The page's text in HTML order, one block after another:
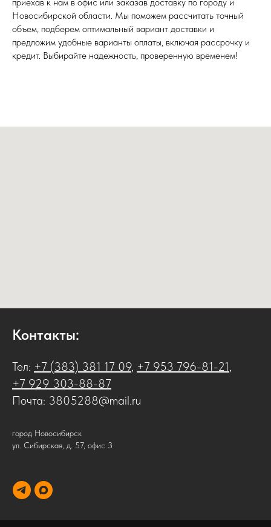
Новосибирской области. Мы поможем рассчитать точный
объем, подберем оптимальный вариант доставки и
предложим удобные варианты оплаты, включая рассрочку и
кредит. Выбирайте надежность, проверенную временем!
Контакты:
Тел: +7 (383) 381 17 09, +7 953 796-81-21,
+7 929 303-88-87
Почта: 3805288@mail.ru
город Новосибирск
ул. Сибирская, д. 57, офис 3